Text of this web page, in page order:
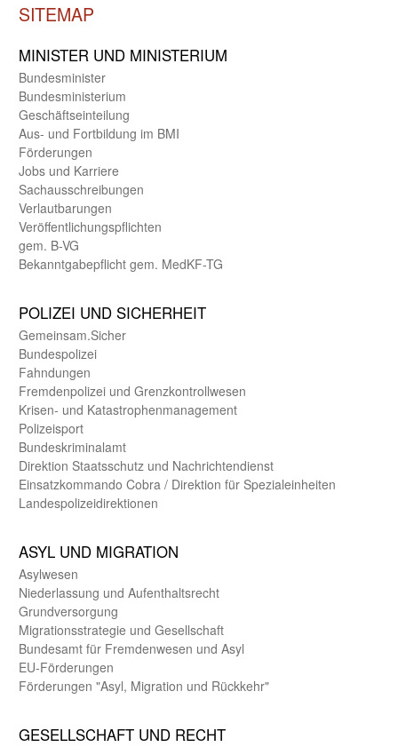
SITEMAP
MINISTER UND MINIST­ERIUM
Bundes­minister
Bundes­ministerium
Geschäfts­einteilung
Aus- und Fortbildung im BMI
Förderungen
Jobs und Karriere
Sachaus­schreibungen
Verlautbarungen
Veröffentlichungspflichten
gem. B-VG
Bekanntgabepflicht gem. MedKF-TG
POLIZEI UND SICHER­HEIT
Gemein­sam.Sicher
Bundes­polizei
Fahndungen
Fremdenpolizei und Grenzkontrollwesen
Krisen- und Katastrophen­management
Polizeisport
Bundes­kriminal­amt
Direktion Staats­schutz und Nach­richten­dienst
Einsatz­kommando Cobra / Direktion für Spezialeinheiten
Landes­polizei­direk­tionen
ASYL UND MIGRA­TION
Asyl­wesen
Nieder­lassung und Aufent­halts­recht
Grund­versorgung
Migrations­strategie und Gesell­schaft
Bundes­amt für Fremden­wesen und Asyl
EU-Förde­rungen
Förderungen "Asyl, Migration und Rückkehr"
GE­SELL­SCHAFT UND RECHT